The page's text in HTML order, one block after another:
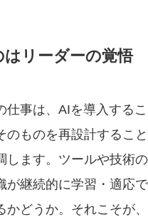
はリーダーの覚悟
仕事は、AIを導入する
のものを再設計するこ
します。ツールや技術
が継続的に学習・適応
かどうか。それこそが